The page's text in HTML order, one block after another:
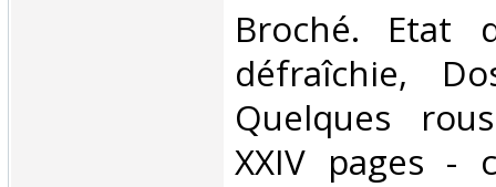
Broché. Etat
défraîchie,
Quelques
XXIV pages -